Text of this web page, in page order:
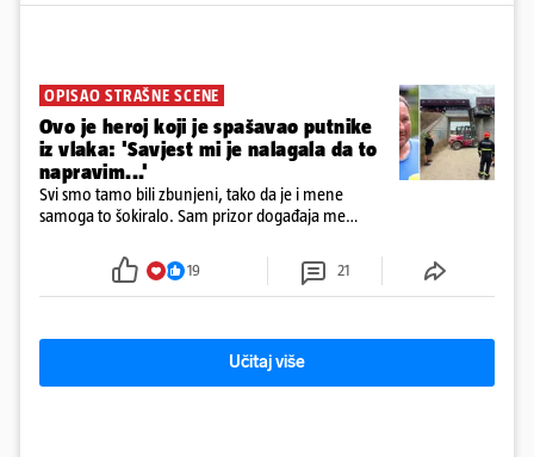
OPISAO STRAŠNE SCENE
Ovo je heroj koji je spašavao putnike
iz vlaka: 'Savjest mi je nalagala da to
napravim...'
Svi smo tamo bili zbunjeni, tako da je i mene
samoga to šokiralo. Sam prizor događaja me
19 21
Učitaj više